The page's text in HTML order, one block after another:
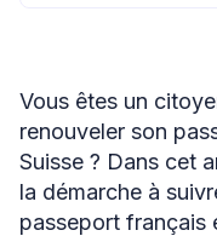
Vous êtes un
renouveler son
Suisse ? Dans cet
la démarche à
passeport français